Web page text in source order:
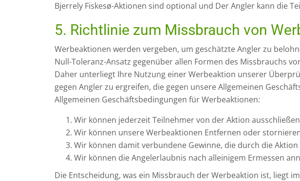
Bjerrely Fiskesø-Aktionen sind optional und Der Angler kann die
5. Richtlinie zum Missbrauch von
Werbeaktionen werden vergeben, um geschätzte Angler zu
Null-Toleranz-Ansatz gegenüber allen Formen des Missbrauchs
Daher unterliegt Ihre Nutzung einer Werbeaktion unserer
gegen Angler zu ergreifen, die gegen unsere Allgemeinen
Allgemeinen Geschäftsbedingungen für Werbeaktionen:
Wir können jederzeit Teilnehmer von der Aktion
Wir können unsere Werbeaktionen Entfernen oder
Wir können damit verbundene Gewinne, die durch die
Wir können die Angelerlaubnis nach alleinigem Ermessen
Die Entscheidung, was ein Missbrauch der Werbeaktion ist, liegt